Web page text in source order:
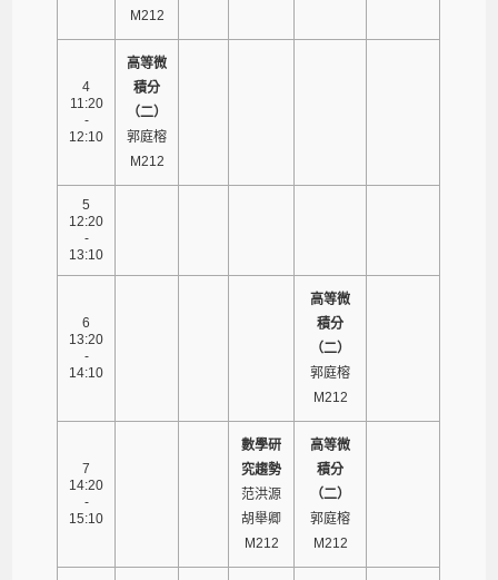
M212
4
11:20
-
12:10
高等微
積分
（二）
郭庭榕
M212
5
12:20
-
13:10
6
13:20
-
14:10
高等微
積分
（二）
郭庭榕
M212
7
14:20
-
15:10
數學研
究趨勢
范洪源
胡舉卿
M212
高等微
積分
（二）
郭庭榕
M212